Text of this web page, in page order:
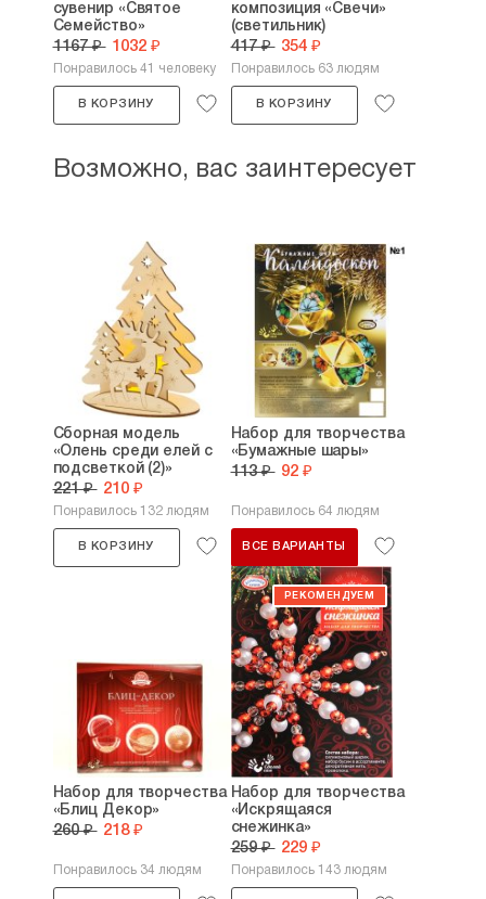
сувенир «Святое
Семейство»
1167 ₽ 1032 ₽
Понравилось 41 человеку
В КОРЗИНУ
композиция «Свечи»
(светильник)
417 ₽ 354 ₽
Понравилось 63 людям
В КОРЗИНУ
Возможно, вас заинтересует
Сборная модель
«Олень среди елей с
подсветкой (2)»
221 ₽ 210 ₽
Понравилось 132 людям
В КОРЗИНУ
Набор для творчества
«Бумажные шары»
113 ₽ 92 ₽
Понравилось 64 людям
ВСЕ ВАРИАНТЫ
Набор для творчества
«Блиц Декор»
260 ₽ 218 ₽
Понравилось 34 людям
Набор для творчества
«Искрящаяся
снежинка»
259 ₽ 229 ₽
Понравилось 143 людям